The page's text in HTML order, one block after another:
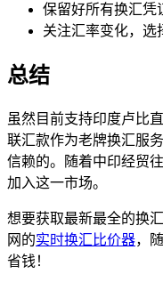
保留好所有换汇凭
关注汇率变化，选
总结
虽然目前支持印度卢比
联汇款作为老牌换汇服
信赖的。随着中印经贸
加入这一市场。
想要获取最新最全的换
网的实时换汇比价器，
省钱！